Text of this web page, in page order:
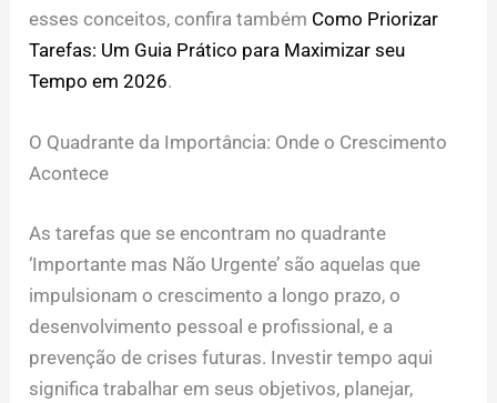
esses conceitos, confira também Como Priorizar
Tarefas: Um Guia Prático para Maximizar seu
Tempo em 2026.
O Quadrante da Importância: Onde o Crescimento
Acontece
As tarefas que se encontram no quadrante
‘Importante mas Não Urgente’ são aquelas que
impulsionam o crescimento a longo prazo, o
desenvolvimento pessoal e profissional, e a
prevenção de crises futuras. Investir tempo aqui
significa trabalhar em seus objetivos, planejar,